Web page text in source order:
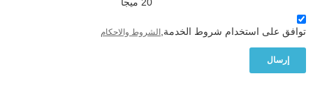
توافق على استخدام شروط الخدمة, الشروط والاحكام
إرسال